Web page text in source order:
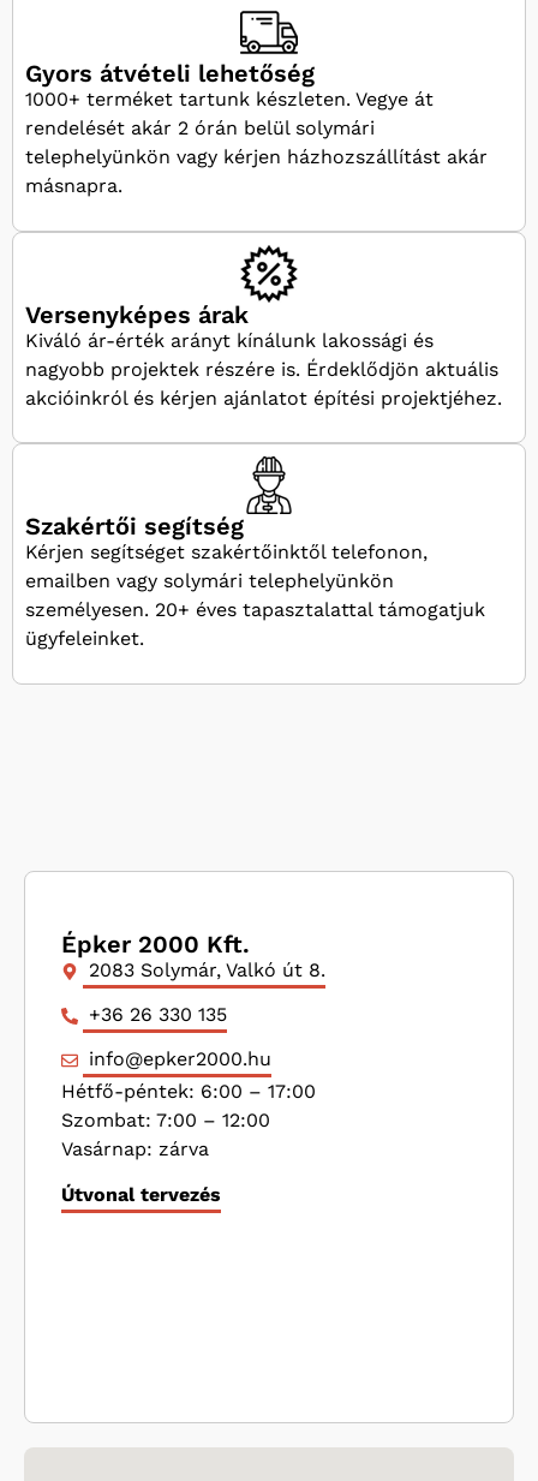
Gyors átvételi lehetőség
1000+ terméket tartunk készleten. Vegye át
rendelését akár 2 órán belül solymári
telephelyünkön vagy kérjen házhozszállítást akár
másnapra.
Versenyképes árak
Kiváló ár-érték arányt kínálunk lakossági és
nagyobb projektek részére is. Érdeklődjön aktuális
akcióinkról és kérjen ajánlatot építési projektjéhez.
Szakértői segítség
Kérjen segítséget szakértőinktől telefonon,
emailben vagy solymári telephelyünkön
személyesen. 20+ éves tapasztalattal támogatjuk
ügyfeleinket.
Épker 2000 Kft.
2083 Solymár, Valkó út 8.
+36 26 330 135
info@epker2000.hu
Hétfő-péntek: 6:00 – 17:00
Szombat: 7:00 – 12:00
Vasárnap: zárva
Útvonal tervezés